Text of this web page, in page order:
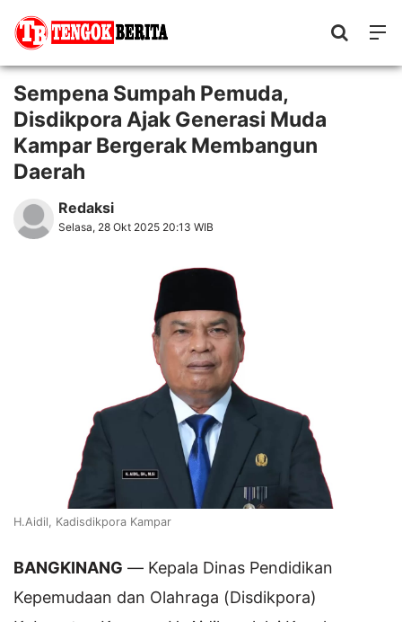
Sempena Sumpah Pemuda,
Disdikpora Ajak Generasi Muda
Kampar Bergerak Membangun
Daerah
Redaksi
Selasa, 28 Okt 2025 20:13 WIB
H.Aidil, Kadisdikpora Kampar
BANGKINANG — Kepala Dinas Pendidikan
Kepemudaan dan Olahraga (Disdikpora)